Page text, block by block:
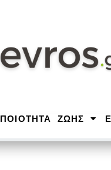
ΠΟΙΟΤΗΤΑ ΖΩΗΣ